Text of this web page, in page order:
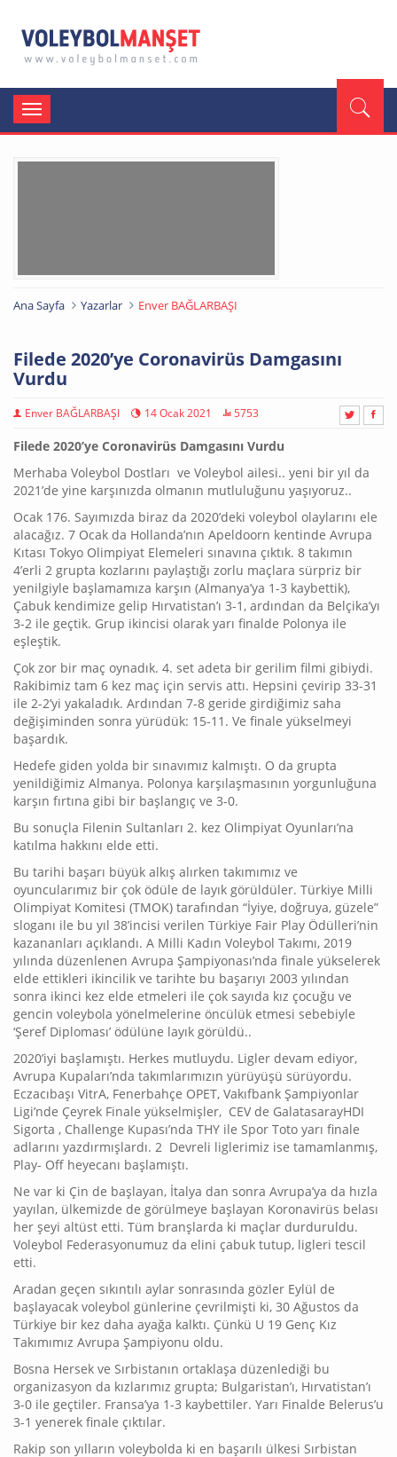
Toggle
navigation
Ana Sayfa Yazarlar Enver BAĞLARBAŞI
Filede 2020’ye Coronavirüs Damgasını
Vurdu
Enver BAĞLARBAŞI 14 Ocak 2021 5753
Filede 2020’ye Coronavirüs Damgasını Vurdu
Merhaba Voleybol Dostları ve Voleybol ailesi.. yeni bir yıl da
2021’de yine karşınızda olmanın mutluluğunu yaşıyoruz..
Ocak 176. Sayımızda biraz da 2020’deki voleybol olaylarını ele
alacağız. 7 Ocak da Hollanda’nın Apeldoorn kentinde Avrupa
Kıtası Tokyo Olimpiyat Elemeleri sınavına çıktık. 8 takımın
4’erli 2 grupta kozlarını paylaştığı zorlu maçlara sürpriz bir
yenilgiyle başlamamıza karşın (Almanya’ya 1-3 kaybettik),
Çabuk kendimize gelip Hırvatistan’ı 3-1, ardından da Belçika’yı
3-2 ile geçtik. Grup ikincisi olarak yarı finalde Polonya ile
eşleştik.
Çok zor bir maç oynadık. 4. set adeta bir gerilim filmi gibiydi.
Rakibimiz tam 6 kez maç için servis attı. Hepsini çevirip 33-31
ile 2-2’yi yakaladık. Ardından 7-8 geride girdiğimiz saha
değişiminden sonra yürüdük: 15-11. Ve finale yükselmeyi
başardık.
Hedefe giden yolda bir sınavımız kalmıştı. O da grupta
yenildiğimiz Almanya. Polonya karşılaşmasının yorgunluğuna
karşın fırtına gibi bir başlangıç ve 3-0.
Bu sonuçla Filenin Sultanları 2. kez Olimpiyat Oyunları’na
katılma hakkını elde etti.
Bu tarihi başarı büyük alkış alırken takımımız ve
oyuncularımız bir çok ödüle de layık görüldüler. Türkiye Milli
Olimpiyat Komitesi (TMOK) tarafından “İyiye, doğruya, güzele”
sloganı ile bu yıl 38’incisi verilen Türkiye Fair Play Ödülleri’nin
kazananları açıklandı. A Milli Kadın Voleybol Takımı, 2019
yılında düzenlenen Avrupa Şampiyonası’nda finale yükselerek
elde ettikleri ikincilik ve tarihte bu başarıyı 2003 yılından
sonra ikinci kez elde etmeleri ile çok sayıda kız çocuğu ve
gencin voleybola yönelmelerine öncülük etmesi sebebiyle
‘Şeref Diploması’ ödülüne layık görüldü..
2020’iyi başlamıştı. Herkes mutluydu. Ligler devam ediyor,
Avrupa Kupaları’nda takımlarımızın yürüyüşü sürüyordu.
Eczacıbaşı VitrA, Fenerbahçe OPET, Vakıfbank Şampiyonlar
Ligi’nde Çeyrek Finale yükselmişler, CEV de GalatasarayHDI
Sigorta , Challenge Kupası’nda THY ile Spor Toto yarı finale
adlarını yazdırmışlardı. 2 Devreli liglerimiz ise tamamlanmış,
Play- Off heyecanı başlamıştı.
Ne var ki Çin de başlayan, İtalya dan sonra Avrupa’ya da hızla
yayılan, ülkemizde de görülmeye başlayan Koronavirüs belası
her şeyi altüst etti. Tüm branşlarda ki maçlar durduruldu.
Voleybol Federasyonumuz da elini çabuk tutup, ligleri tescil
etti.
Aradan geçen sıkıntılı aylar sonrasında gözler Eylül de
başlayacak voleybol günlerine çevrilmişti ki, 30 Ağustos da
Türkiye bir kez daha ayağa kalktı. Çünkü U 19 Genç Kız
Takımımız Avrupa Şampiyonu oldu.
Bosna Hersek ve Sırbistanın ortaklaşa düzenlediği bu
organizasyon da kızlarımız grupta; Bulgaristan’ı, Hırvatistan’ı
3-0 ile geçtiler. Fransa’ya 1-3 kaybettiler. Yarı Finalde Belerus’u
3-1 yenerek finale çıktılar.
Rakip son yılların voleybolda ki en başarılı ülkesi Sırbistan